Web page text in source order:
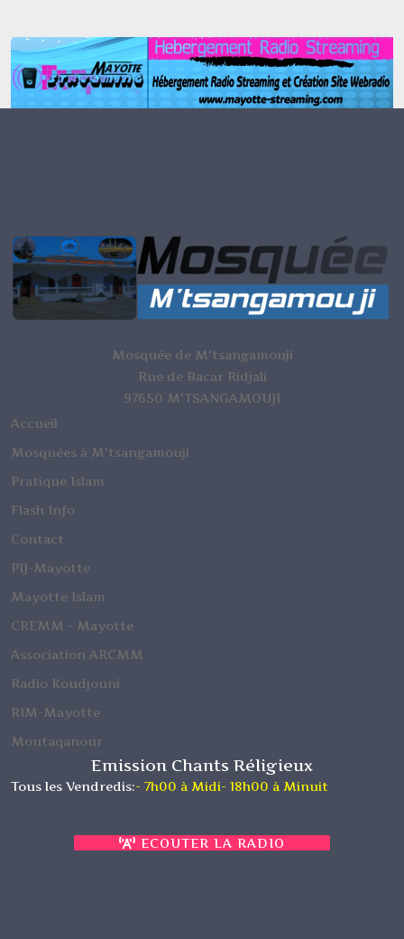
Mosquée de M'tsangamouji
Rue de Bacar Ridjali
97650 M'TSANGAMOUJI
Accueil
Mosquées à M'tsangamouji
Pratique Islam
Flash Info
Contact
PIJ-Mayotte
Mayotte Islam
CREMM - Mayotte
Association ARCMM
Radio Koudjouni
RIM-Mayotte
Moutaqanour
Emission Chants Réligieux
Tous les Vendredis:- 7h00 à Midi- 18h00 à Minuit
ECOUTER LA RADIO